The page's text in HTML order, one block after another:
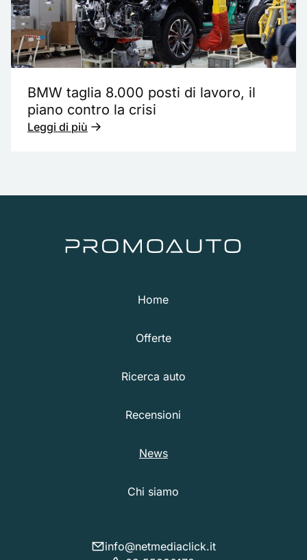
BMW taglia 8.000 posti di lavoro, il
piano contro la crisi
Leggi di più
Home
Offerte
Ricerca auto
Recensioni
News
Chi siamo
info@netmediaclick.it